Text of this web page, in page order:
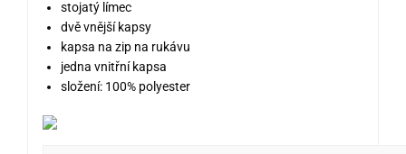
stojatý límec
dvě vnější kapsy
kapsa na zip na rukávu
jedna vnitřní kapsa
složení: 100% polyester